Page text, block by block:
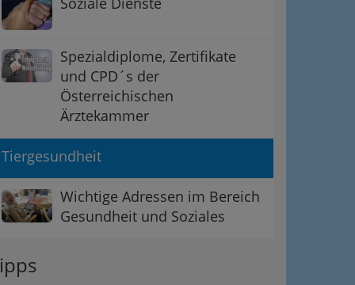
Spezialdiplome, Zertifikate
und CPD´s der
Österreichischen
Ärztekammer
Tiergesundheit
Wichtige Adressen im Bereich
Gesundheit und Soziales